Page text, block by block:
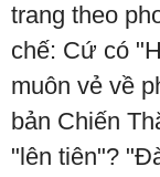
trang theo
chế: Cứ có
muôn vẻ về
bản Chiến
"lên tiên"?